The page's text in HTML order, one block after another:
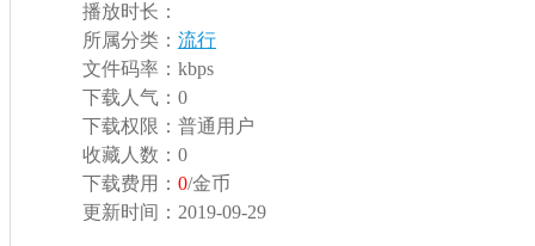
播放时长：
所属分类： 流行
文件码率： kbps
下载人气： 0
下载权限： 普通用户
收藏人数： 0
下载费用： 0/金币
更新时间： 2019-09-29